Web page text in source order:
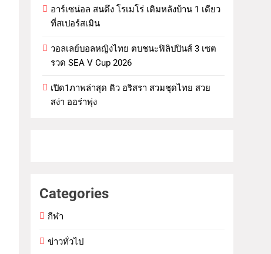
อาร์เซน่อล สนดึง โรเมโร่ เติมหลังบ้าน 1 เดียว
ที่สเปอร์สเมิน
วอลเลย์บอลหญิงไทย ตบชนะฟิลิปปินส์ 3 เซต
รวด SEA V Cup 2026
เปิด1ภาพล่าสุด ดิว อริสรา สวมชุดไทย สวย
สง่า ออร่าพุ่ง
Categories
กีฬา
ข่าวทั่วไป